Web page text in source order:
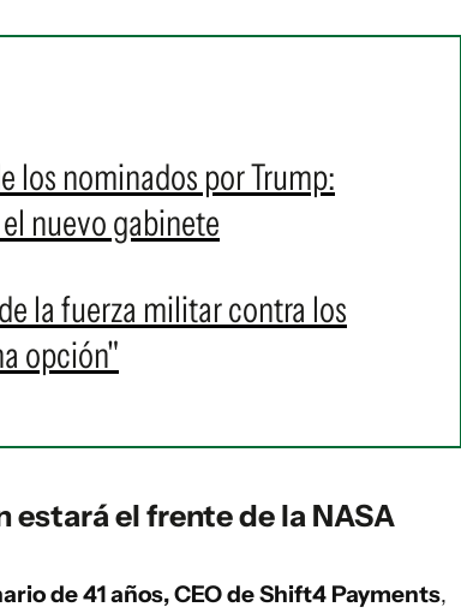
los nominados por Trump:
nuevo gabinete
la fuerza militar contra los
opción"
estará el frente de la NASA
de 41 años, CEO de Shift4 Payments,